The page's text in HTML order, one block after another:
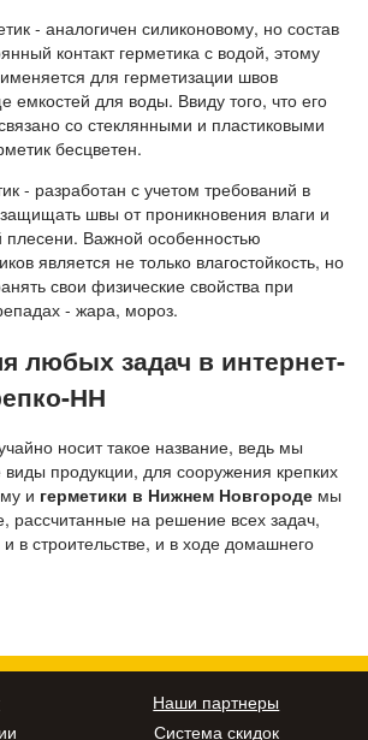
- аналогичен силиконовому, но состав
контакт герметика с водой, этому
для герметизации швов
емкостей для воды. Ввиду того, что его
со стеклянными и пластиковыми
бесцветен.
- разработан с учетом требований в
швы от проникновения влаги и
плесени. Важной особенностью
является не только влагостойкость, но
свои физические свойства при
- жара, мороз.
любых задач в интернет-
НН
носит такое название, ведь мы
продукции, для сооружения крепких
и герметики в Нижнем Новгороде мы
рассчитанные на решение всех задач,
в строительстве, и в ходе домашнего
Наши партнеры
Система скидок